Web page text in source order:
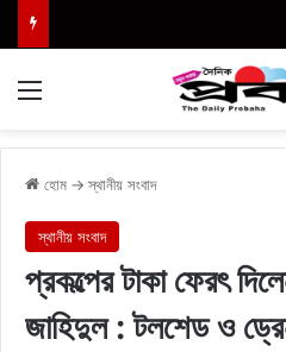
হোম → স্থানীয় সংবাদ
স্থানীয় সংবাদ
প্রকল্পের টাকা ফেরৎ
জাহিদুল : টলশেড ও